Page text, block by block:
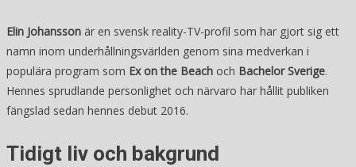
Elin Johansson är en svensk reality-TV-profil som har gjort sig ett
namn inom underhållningsvärlden genom sina medverkan i
populära program som Ex on the Beach och Bachelor Sverige.
Hennes sprudlande personlighet och närvaro har hållit publiken
fängslad sedan hennes debut 2016.
Tidigt liv och bakgrund